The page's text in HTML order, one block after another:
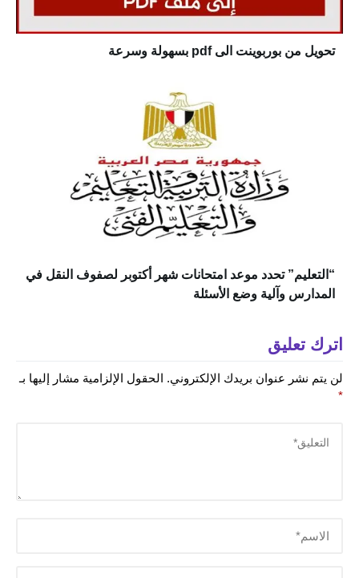
تحويل من بوربوينت الى pdf بسهولة وسرعة
“التعليم” تحدد موعد امتحانات شهر أكتوبر لصفوف النقل في
المدارس وآلية وضع الأسئلة
اترك تعليق
لن يتم نشر عنوان بريدك الإلكتروني. الحقول الإلزامية مشار إليها بـ
*